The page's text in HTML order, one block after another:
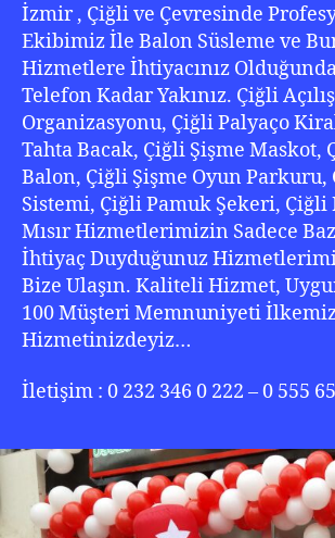
İzmir , Çiğli ve Çevresinde
Ekibimiz İle Balon Süsleme ve
Hizmetlere İhtiyacınız
Telefon Kadar Yakınız. Çiğli Açılış
Organizasyonu, Çiğli Palyaço
Tahta Bacak, Çiğli Şişme Maskot,
Balon, Çiğli Şişme Oyun Parkuru,
Sistemi, Çiğli Pamuk Şekeri, Çiğli
Mısır Hizmetlerimizin Sadece
İhtiyaç Duyduğunuz
Bize Ulaşın. Kaliteli Hizmet,
100 Müşteri Memnuniyeti
Hizmetinizdeyiz…
İletişim : 0 232 346 0 222 – 0 555